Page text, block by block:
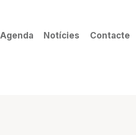
Agenda Notícies Contacte